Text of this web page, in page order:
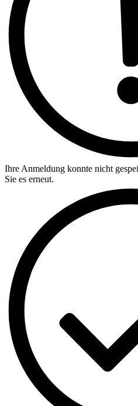
Ihre Anmeldung konnte nicht
Sie es erneut.